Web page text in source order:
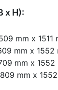
x H):
mm x 1511
mm x 1552
mm x 1552
mm x